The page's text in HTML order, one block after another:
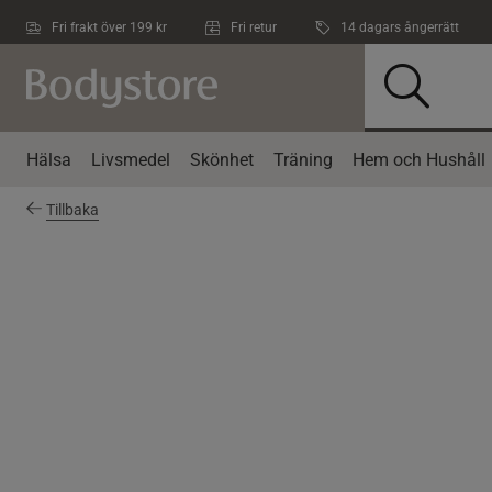
Fri frakt över 199 kr Fri retur 14 dagars ångerrätt
Hälsa Livsmedel Skönhet Träning Hem och Hushåll
Tillbaka